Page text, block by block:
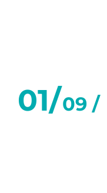
01/09 /